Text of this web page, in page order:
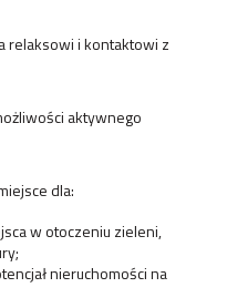
relaksowi i kontaktowi z
aktywnego
dla:
w otoczeniu zieleni,
nieruchomości na